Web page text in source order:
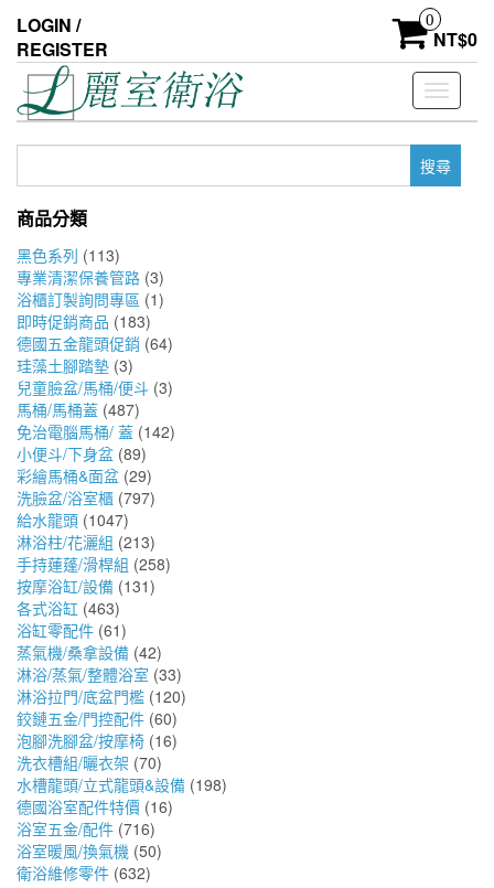
the
content
LOGIN /
REGISTER
0
NT$0
Toggle
鍵
商品分類
黑色系列 (113)
專業清潔保養管路 (3)
浴櫃訂製詢問專區 (1)
即時促銷商品 (183)
德國五金龍頭促銷 (64)
珪藻土腳踏墊 (3)
兒童臉盆/馬桶/便斗 (3)
馬桶/馬桶蓋 (487)
免治電腦馬桶/ 蓋 (142)
小便斗/下身盆 (89)
彩繪馬桶&面盆 (29)
洗臉盆/浴室櫃 (797)
給水龍頭 (1047)
淋浴柱/花灑組 (213)
手持蓮蓬/滑桿組 (258)
按摩浴缸/設備 (131)
各式浴缸 (463)
浴缸零配件 (61)
蒸氣機/桑拿設備 (42)
淋浴/蒸氣/整體浴室 (33)
淋浴拉門/底盆門檻 (120)
鉸鏈五金/門控配件 (60)
泡腳洗腳盆/按摩椅 (16)
洗衣槽組/曬衣架 (70)
水槽龍頭/立式龍頭&設備 (198)
德國浴室配件特價 (16)
浴室五金/配件 (716)
浴室暖風/換氣機 (50)
衛浴維修零件 (632)